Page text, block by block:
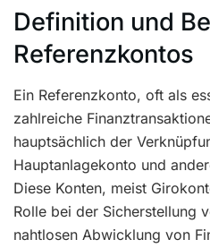
Definition und
Referenzkontos
Ein Referenzkonto, oft als
zahlreiche
hauptsächlich der
Hauptanlagekonto und
Diese Konten, meist
Rolle bei der Sicherstellung
nahtlosen Abwicklung von